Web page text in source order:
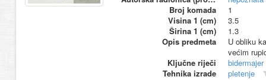
Broj komada
1
Visina 1 (cm)
3.5
Širina 1 (cm)
1.3
Opis predmeta
U obliku
većim
Ključne riječi
bidermajer
Tehnika izrade
pletenje